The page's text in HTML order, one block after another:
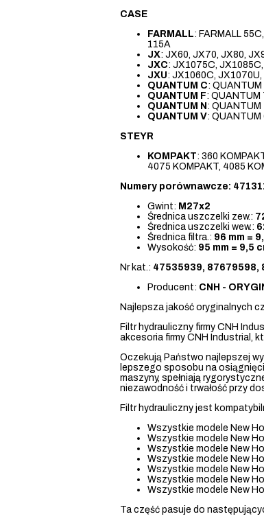
CASE
FARMALL: FARMALL
115A
JX: JX60, JX70, JX80,
JXC: JX1075C,
JXU: JX1060C,
QUANTUM C:
QUANTUM F: QUANTUM
QUANTUM N: QUANTUM
QUANTUM V: QUANTUM
STEYR
KOMPAKT: 360
4075 KOMPAKT, 4085
Numery porównawcze:
Gwint: M27x2
Średnica uszczelki zew.:
Średnica uszczelki wew.:
Średnica filtra.: 96 mm =
Wysokość: 95 mm = 9,5
Nr kat.: 47535939, 87679598,
Producent: CNH -
Najlepsza jakość oryginalnych
Filtr hydrauliczny firmy CNH
akcesoria firmy CNH Industrial,
Oczekują Państwo najlepszej
lepszego sposobu na
maszyny, spełniają
niezawodność i trwałość przy
Filtr hydrauliczny jest
Wszystkie modele New
Wszystkie modele New
Wszystkie modele New
Wszystkie modele New
Wszystkie modele New
Wszystkie modele New
Wszystkie modele New
Ta część pasuje do